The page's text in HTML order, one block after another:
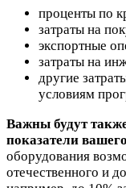
проценты по
затраты на
экспортные
затраты на
другие
условиям
Важны будут
показатели
оборудования
отечественного и